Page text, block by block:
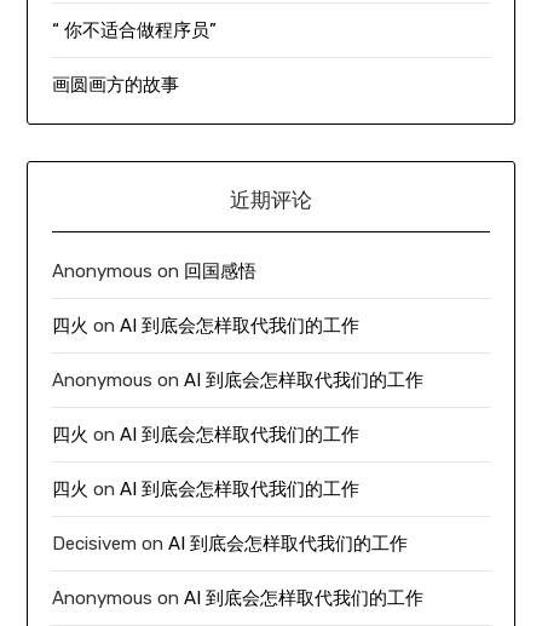
“ 你不适合做程序员”
画圆画方的故事
近期评论
Anonymous on 回国感悟
四火 onAI 到底会怎样取代我们的工作
Anonymous onAI 到底会怎样取代我们的工作
四火 onAI 到底会怎样取代我们的工作
四火 onAI 到底会怎样取代我们的工作
Decisivem onAI 到底会怎样取代我们的工作
Anonymous onAI 到底会怎样取代我们的工作